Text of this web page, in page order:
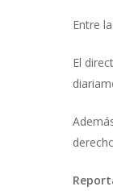
Entre
El